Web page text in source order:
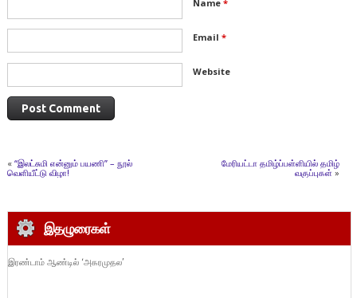
Name *
Email *
Website
« “இலட்சுமி என்னும் பயணி” – நூல்
வெளியீட்டு விழா!
மேரியட்டா தமிழ்ப்பள்ளியில் தமிழ்
வகுப்புகள் »
இதழுரைகள்
இரண்டாம் ஆண்டில் ‘அகரமுதல’